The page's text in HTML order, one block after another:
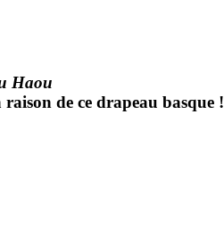
Haou
de ce drapeau basque !